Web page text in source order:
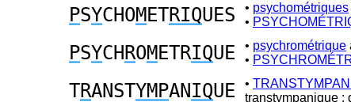
PSYCHOM ETRIQUES • psychométriques
•
PSYCH ROM ETRIQUE • psychrométrique
•
TRANSTYMPANIQUE •
transtympanique :